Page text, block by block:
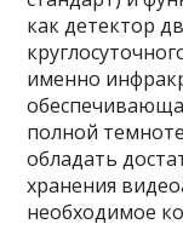
как детектор
именно
полной
обладать
хранения
необходимое